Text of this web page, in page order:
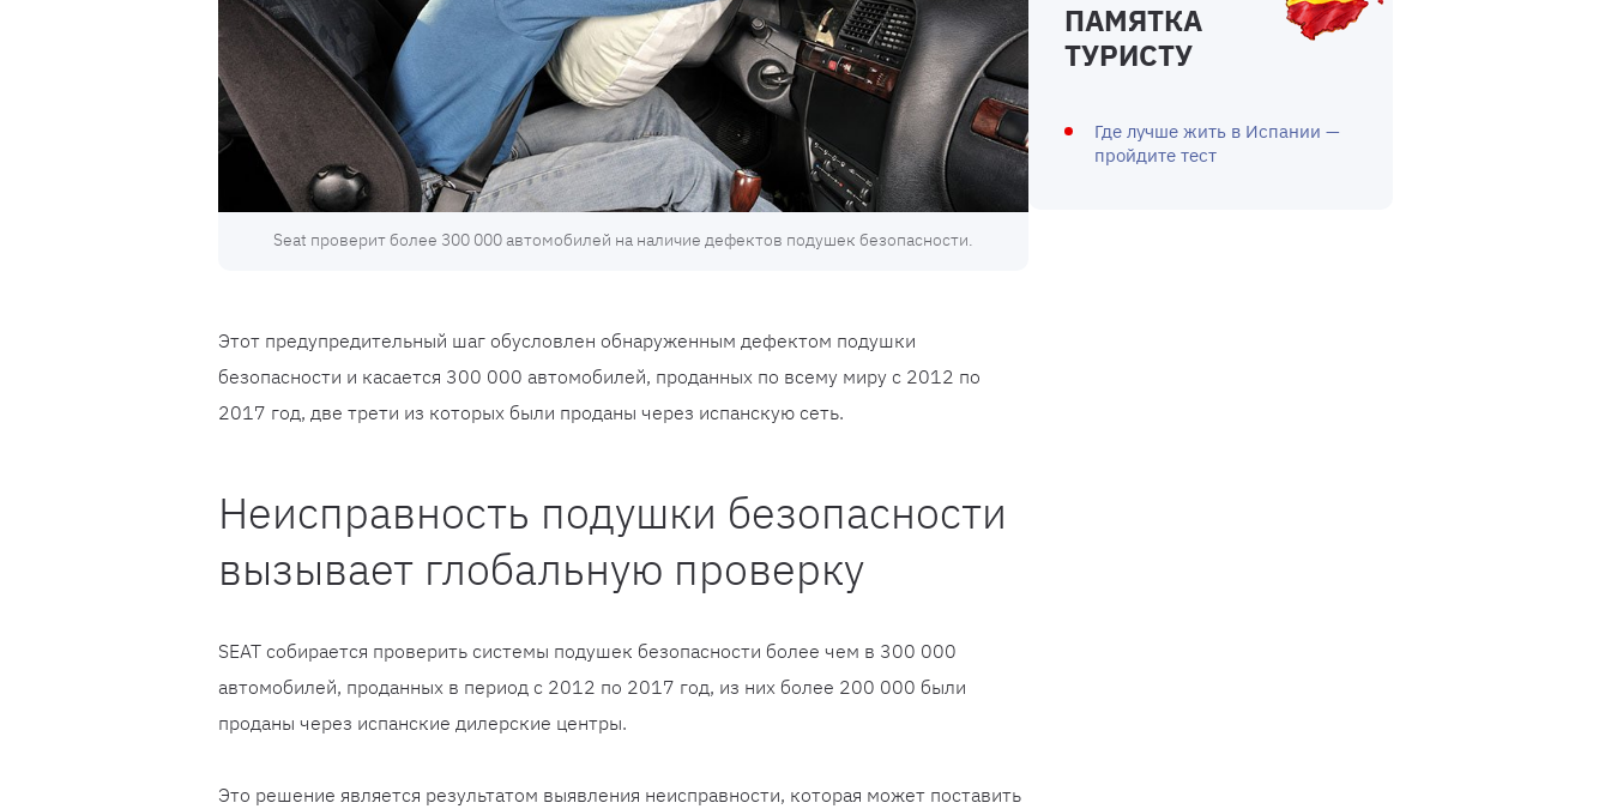
Seat проверит более 300 000 автомобилей на наличие дефектов подушек безопасности.
Этот предупредительный шаг обусловлен обнаруженным дефектом подушки
безопасности и касается 300 000 автомобилей, проданных по всему миру с 2012 по
2017 год, две трети из которых были проданы через испанскую сеть.
Неисправность подушки безопасности
вызывает глобальную проверку
SEAT собирается проверить системы подушек безопасности более чем в 300 000
автомобилей, проданных в период с 2012 по 2017 год, из них более 200 000 были
проданы через испанские дилерские центры.
Это решение является результатом выявления неисправности, которая может поставить
ПАМЯТКА
ТУРИСТУ
Где лучше жить в Испании —
пройдите тест